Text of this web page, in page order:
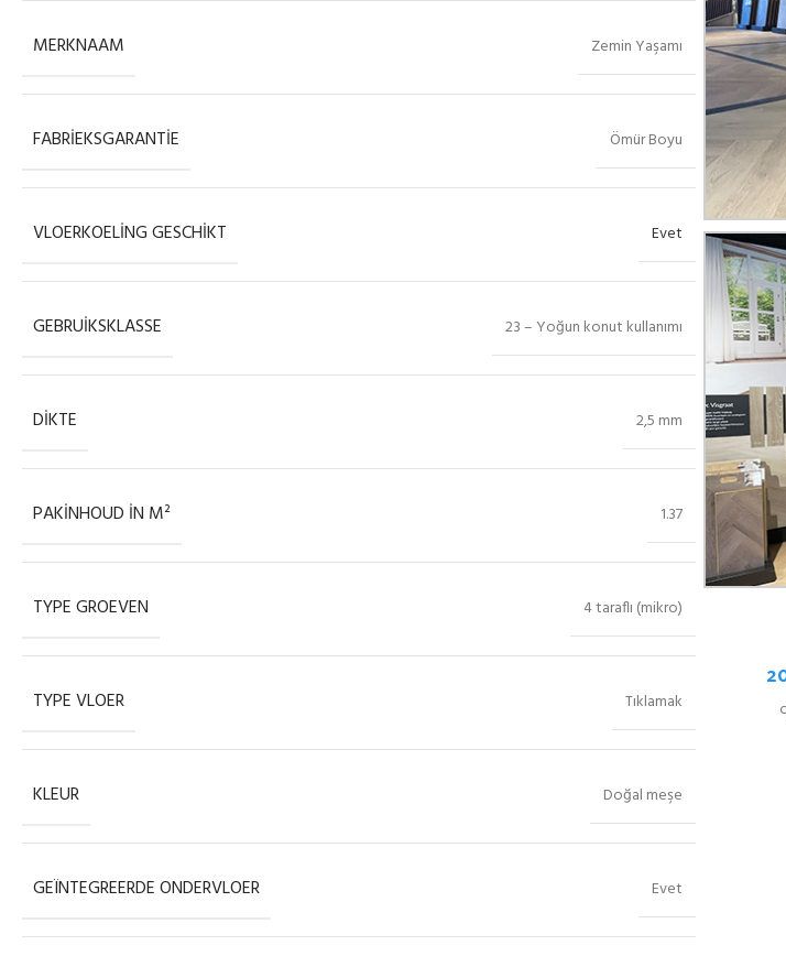
MERKNAAM Zemin Yaşamı
FABRIEKSGARANTIE Ömür Boyu
VLOERKOELING GESCHIKT Evet
GEBRUIKSKLASSE 23 – Yoğun konut kullanımı
DIKTE 2,5 mm
PAKINHOUD IN M² 1.37
TYPE GROEVEN 4 taraflı (mikro)
TYPE VLOER Tıklamak
KLEUR Doğal meşe
GEÏNTEGREERDE ONDERVLOER Evet